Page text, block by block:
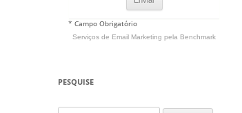
* Campo Obrigatório
Serviços de Email Marketing pela Benchmark
PESQUISE